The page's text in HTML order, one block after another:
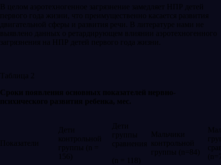
В целом аэротехногенное загрязнение замедляет НПР детей
первого года жизни, что преимущественно касается развития
двигательной сферы и развития речи. В литературе нами не
выявлено данных о ретардирующем влиянии аэротехногенного
загрязнения на НПР детей первого года жизни.
Таблица 2
Сроки появления основных показателей нервно-
психического развития ребенка, мес.
Показатели
Дети
контрольной
группы (n =
156)
Дети
группы
сравнения
(n = 118)
Мальчики
контрольной
группы (n=84)